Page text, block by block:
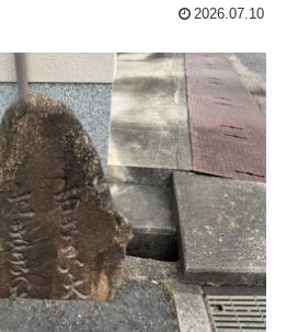
2026.07.10